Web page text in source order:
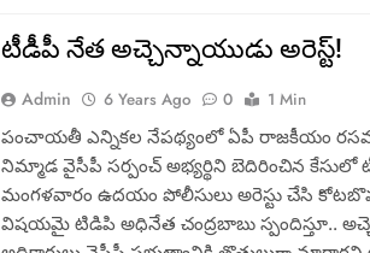
టీడీపీ నేత అచ్చెన్నాయుడు అరెస్ట్!
Admin 6 Years Ago 0
1 Min
పంచాయతీ ఎన్నికల నేపథ్యంలో ఏపీ రాజకీయం
నిమ్మాడ వైసీపీ సర్పంచ్ అభ్యర్థిని బెదిరించిన
మంగళవారం ఉదయం పోలీసులు అరెస్టు చేసి
విషయమై టిడిపి అధినేత చంద్రబాబు స్పందిస్తూ..